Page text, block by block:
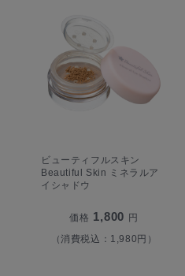
ビューティフルスキン
Beautiful Skin ミネラルア
イシャドウ
価格 1,800 円
（消費税込：1,980円）